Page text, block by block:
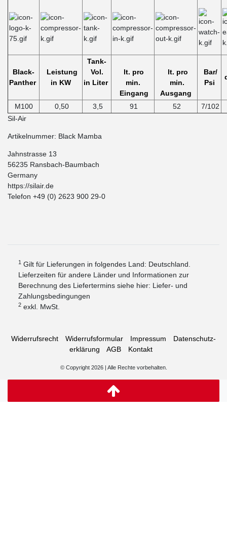
Black-
Panther
Leistung
in KW
Tank-
Vol.
in Liter
lt. pro
min.
Eingang
lt. pro
min.
Ausgang
Bar/
Psi
M100 0,50 3,5 91 52 7/102
Sil-Air
Artikelnummer: Black Mamba
Jahnstrasse 13
56235 Ransbach-Baumbach
Germany
https://silair.de
Telefon +49 (0) 2623 900 29-0
1 Gilt für Lieferungen in folgendes Land: Deutschland.
Lieferzeiten für andere Länder und Informationen zur
Berechnung des Liefertermins siehe hier: Liefer- und
Zahlungsbedingungen
2 exkl. MwSt.
Widerrufs­recht Widerrufs­formular Impressum
Daten­schutz­
erklärung
AGB Kontakt
© Copyright 2026 | Alle Rechte vorbehalten.